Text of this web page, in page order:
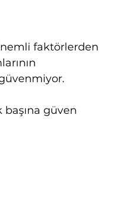
faktörlerden
güven